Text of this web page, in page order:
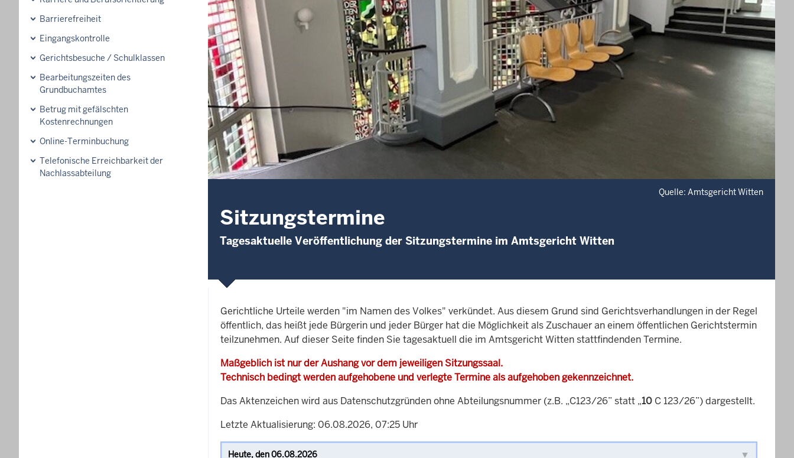
Barrierefreiheit
Eingangskontrolle
Gerichtsbesuche / Schulklassen
Bearbeitungszeiten des
Grundbuchamtes
Betrug mit gefälschten
Kostenrechnungen
Online-Terminbuchung
Telefonische Erreichbarkeit der
Nachlassabteilung
Quelle: Amtsgericht Witten
Sitzungstermine
Tagesaktuelle Veröffentlichung der Sitzungstermine im Amtsgericht Witten
Gerichtliche Urteile werden "im Namen des Volkes" verkündet. Aus diesem Grund sind Gerichtsverhandlungen in der Regel
öffentlich, das heißt jede Bürgerin und jeder Bürger hat die Möglichkeit als Zuschauer an einem öffentlichen Gerichtstermin
teilzunehmen. Auf dieser Seite finden Sie tagesaktuell die im Amtsgericht Witten stattfindenden Termine.
Maßgeblich ist nur der Aushang vor dem jeweiligen Sitzungssaal.
Technisch bedingt werden aufgehobene und verlegte Termine als aufgehoben gekennzeichnet.
Das Aktenzeichen wird aus Datenschutzgründen ohne Abteilungsnummer (z.B. „C123/26” statt „10 C 123/26”) dargestellt.
Letzte Aktualisierung: 06.08.2026, 07:25 Uhr